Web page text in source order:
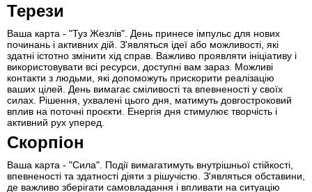
Терези
Ваша карта - "Туз Жезлів". День принесе імпульс для нових
починань і активних дій. З'являться ідеї або можливості, які
здатні істотно змінити хід справ. Важливо проявляти ініціативу і
використовувати всі ресурси, доступні вам зараз. Можливі
контакти з людьми, які допоможуть прискорити реалізацію
ваших цілей. День вимагає сміливості та впевненості у своїх
силах. Рішення, ухвалені цього дня, матимуть довгостроковий
вплив на поточні проєкти. Енергія дня стимулює творчість і
активний рух уперед.
Скорпіон
Ваша карта - "Сила". Події вимагатимуть внутрішньої стійкості,
впевненості та здатності діяти з рішучістю. З'являться обставини,
де важливо зберігати самовладання і впливати на ситуацію